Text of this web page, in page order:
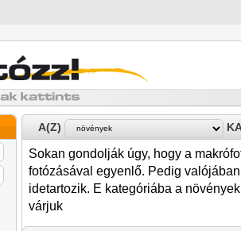
A(Z)
Sokan gondolják úgy, hogy a
fotózásával egyenlő. Pedig
idetartozik. E kategóriába a
várjuk